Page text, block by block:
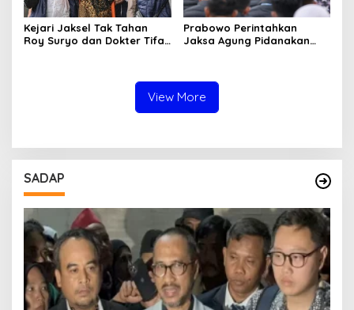
Kejari Jaksel Tak Tahan
Roy Suryo dan Dokter Tifa,
Prabowo Perintahkan
Jaksa Agung Pidanakan
View More
SADAP